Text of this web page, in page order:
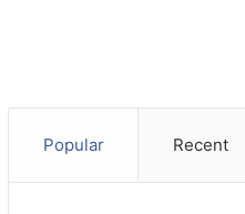
Popular Recent